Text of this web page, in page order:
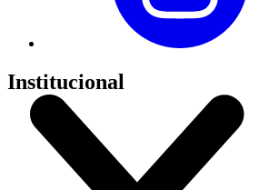
Institucional